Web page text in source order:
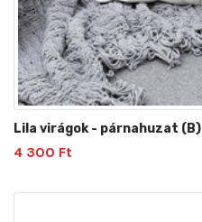
Lila virágok - párnahuzat (B)
4 300 Ft